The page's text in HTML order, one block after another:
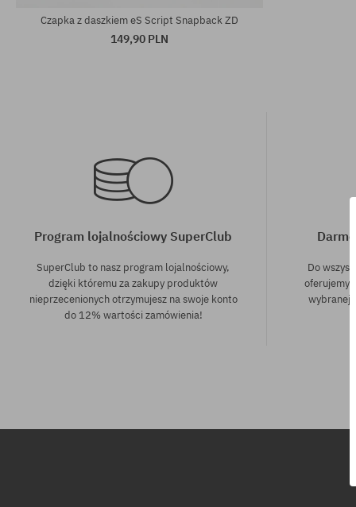
Czapka z daszkiem eS Script Snapback ZD
149,90 PLN
Program lojalnościowy SuperClub
SuperClub to nasz program lojalnościowy,
dzięki któremu za zakupy produktów
nieprzecenionych otrzymujesz na swoje konto
do 12% wartości zamówienia!
Do
oferujemy
wybranej